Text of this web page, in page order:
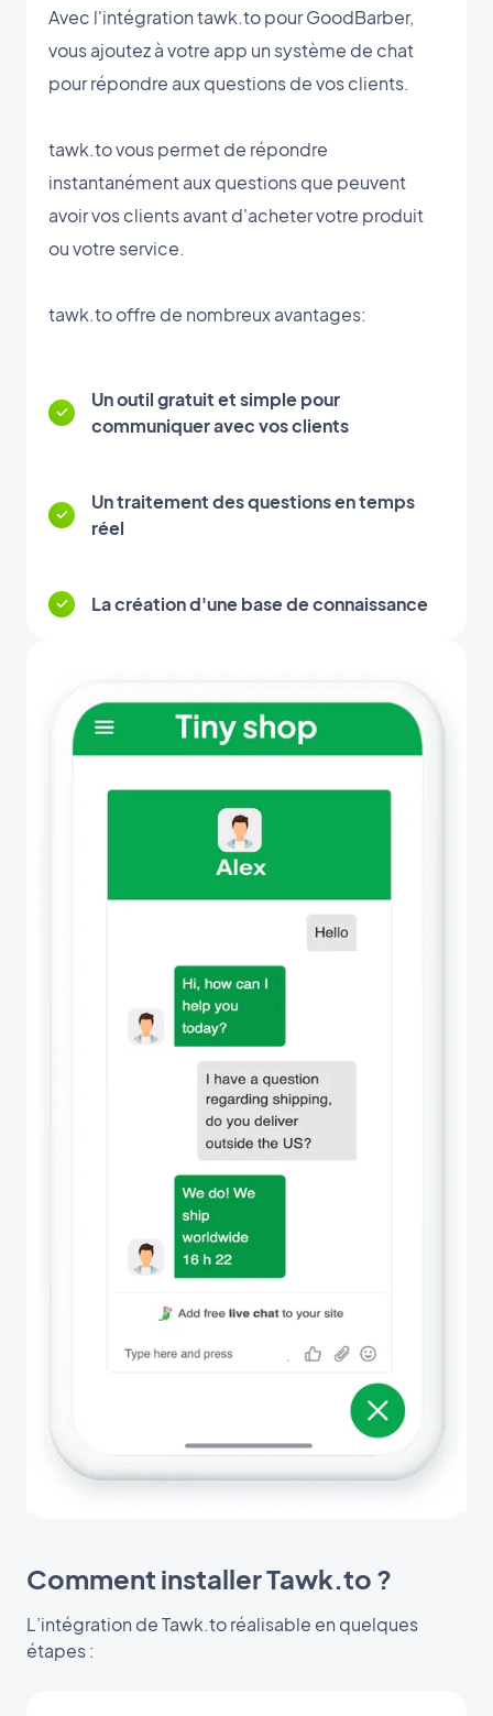
Avec l'intégration tawk.to pour GoodBarber,
vous ajoutez à votre app un système de chat
pour répondre aux questions de vos clients.
tawk.to vous permet de répondre
instantanément aux questions que peuvent
avoir vos clients avant d'acheter votre produit
ou votre service.
tawk.to offre de nombreux avantages:
Un outil gratuit et simple pour
communiquer avec vos clients
Un traitement des questions en temps
réel
La création d'une base de connaissance
Comment installer Tawk.to ?
L’intégration de Tawk.to réalisable en quelques
étapes :